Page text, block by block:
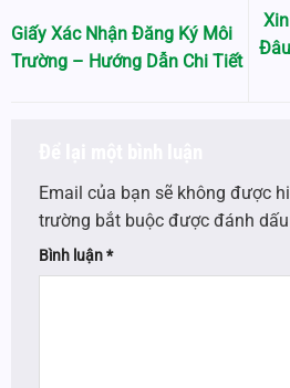
Giấy Xác Nhận Đăng Ký Môi
Trường – Hướng Dẫn Chi Tiết
Email của bạn sẽ không được
trường bắt buộc được đánh dấu
Bình luận*